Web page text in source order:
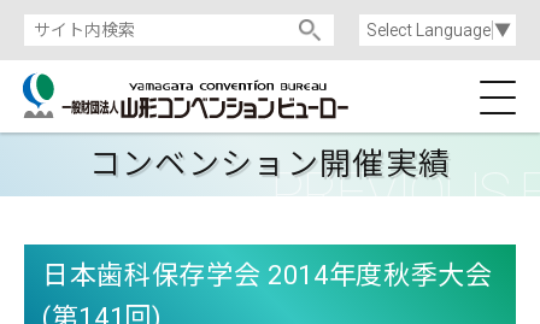
Select Language▼
コンベンション開催実績
日本歯科保存学会 2014年度秋季大会
(第141回)